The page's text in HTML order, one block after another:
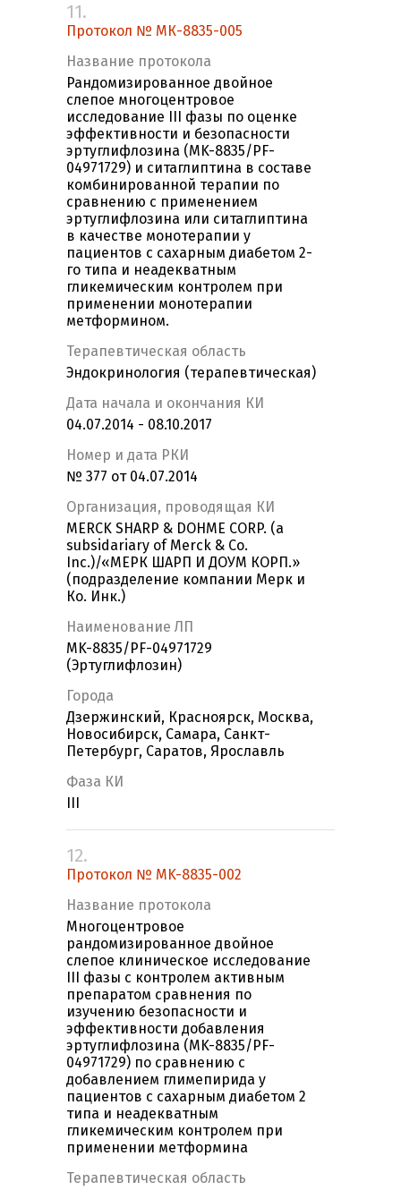
11.
Протокол № МК-8835-005
Название протокола
Рандомизированное двойное
слепое многоцентровое
исследование III фазы по оценке
эффективности и безопасности
эртуглифлозина (MK-8835/PF-
04971729) и ситаглиптина в составе
комбинированной терапии по
сравнению с применением
эртуглифлозина или ситаглиптина
в качестве монотерапии у
пациентов с сахарным диабетом 2-
го типа и неадекватным
гликемическим контролем при
применении монотерапии
метформином.
Терапевтическая область
Эндокринология (терапевтическая)
Дата начала и окончания КИ
04.07.2014 - 08.10.2017
Номер и дата РКИ
№ 377 от 04.07.2014
Организация, проводящая КИ
MERCK SHARP & DOHME CORP. (a
subsidariary of Merck & Co.
Inc.)/«МЕРК ШАРП И ДОУМ КОРП.»
(подразделение компании Мерк и
Ко. Инк.)
Наименование ЛП
MK-8835/PF-04971729
(Эртуглифлозин)
Города
Дзержинский, Красноярск, Москва,
Новосибирск, Самара, Санкт-
Петербург, Саратов, Ярославль
Фаза КИ
12.
Протокол № MK-8835-002
Название протокола
Многоцентровое
рандомизированное двойное
слепое клиническое исследование
III фазы с контролем активным
препаратом сравнения по
изучению безопасности и
эффективности добавления
эртуглифлозина (MK-8835/PF-
04971729) по сравнению с
добавлением глимепирида у
пациентов с сахарным диабетом 2
типа и неадекватным
гликемическим контролем при
применении метформина
Терапевтическая область